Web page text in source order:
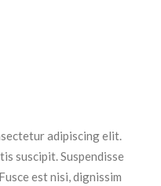
adipiscing elit.
suscipit. Suspendisse
est nisi, dignissim